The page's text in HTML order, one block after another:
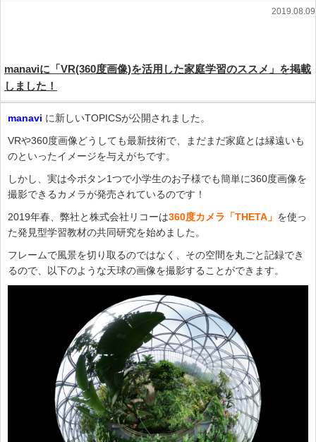
2019.08.09
manaviに「VR(360度画像)を活用した家庭学習のススメ」を掲載
しました！
manavi に新しいTOPICSが公開されました。
VRや360度画像どうしても最新技術で、まだまだ家庭とは縁遠いも
のといったイメージを与えがちです。
しかし、実は今ボタン1つで小学生のお子様でも簡単に360度画像を
撮影できるカメラが発売されているのです！
2019年春、弊社と株式会社リコーは360度カメラ「THETA」 を使っ
た発見型学習教材の共同研究を始めました。
フレームで風景を切り取るのではなく、その空間を丸ごと記録でき
るので、以下のような天球の画像を撮影することができます。